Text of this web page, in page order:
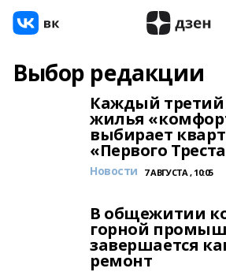
Выбор редакции
Каждый третий
жилья
выбирает
«Первого
Новости 7 АВГУСТА , 10:05
В общежитии
горной
завершается
ремонт